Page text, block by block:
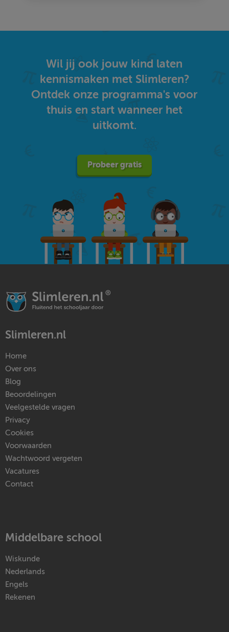
Wil jij ook jouw kind laten
kennismaken met Slimleren?
Ontdek onze programma's voor
thuis en start wanneer het
uitkomt.
Probeer gratis
Slimleren.nl
Home
Over ons
Blog
Beoordelingen
Veelgestelde vragen
Privacy
Cookies
Voorwaarden
Wachtwoord vergeten
Vacatures
Contact
Middelbare school
Wiskunde
Nederlands
Engels
Rekenen